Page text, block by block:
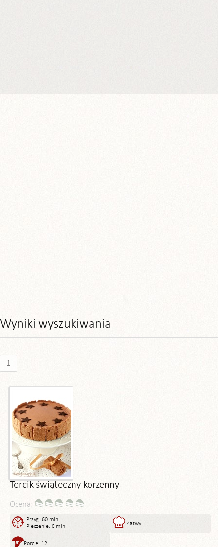
Wyniki wyszukiwania
1
Torcik świąteczny korzenny
Ocena:
Przyg: 60 min
Pieczenie: 0 min
Łatwy
Porcje: 12